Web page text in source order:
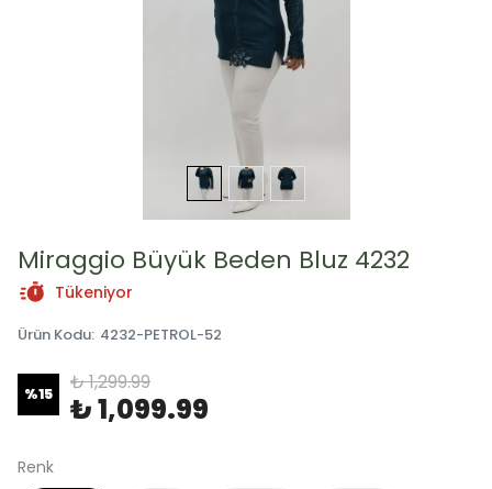
Miraggio Büyük Beden Bluz 4232
Tükeniyor
Ürün Kodu: 4232-PETROL-52
%15 ₺ 1,299.99
₺ 1,099.99
Renk